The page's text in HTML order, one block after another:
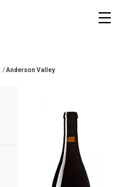
/Anderson Valley